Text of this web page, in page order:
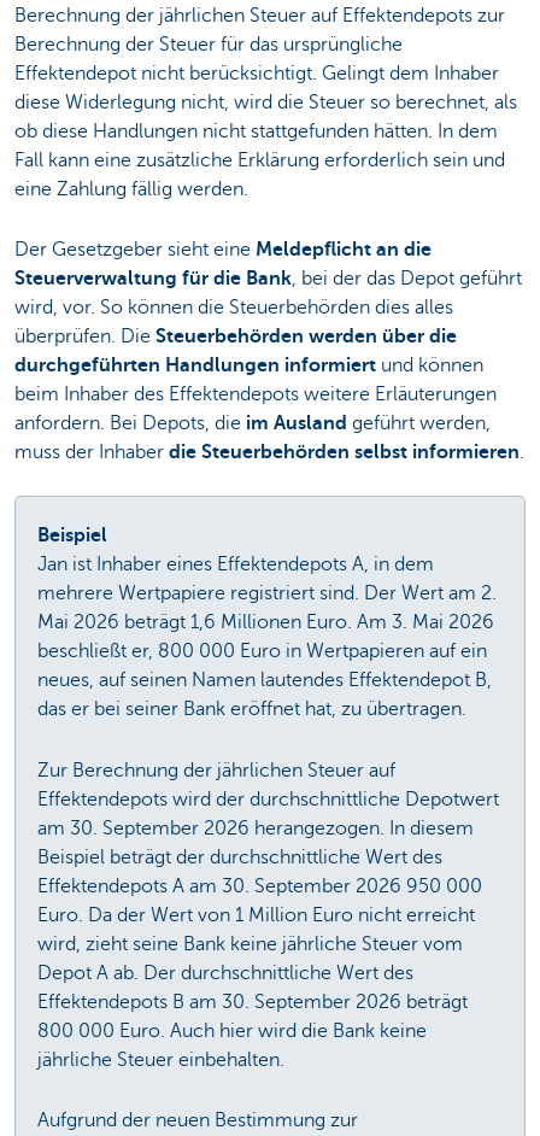
Berechnung der jährlichen Steuer auf Effektendepots zur
Berechnung der Steuer für das ursprüngliche
Effektendepot nicht berücksichtigt. Gelingt dem Inhaber
diese Widerlegung nicht, wird die Steuer so berechnet, als
ob diese Handlungen nicht stattgefunden hätten. In dem
Fall kann eine zusätzliche Erklärung erforderlich sein und
eine Zahlung fällig werden.
Der Gesetzgeber sieht eine Meldepflicht an die
Steuerverwaltung für die Bank, bei der das Depot geführt
wird, vor. So können die Steuerbehörden dies alles
überprüfen. Die Steuerbehörden werden über die
durchgeführten Handlungen informiert und können
beim Inhaber des Effektendepots weitere Erläuterungen
anfordern. Bei Depots, die im Ausland geführt werden,
muss der Inhaber die Steuerbehörden selbst informieren.
Beispiel
Jan ist Inhaber eines Effektendepots A, in dem
mehrere Wertpapiere registriert sind. Der Wert am 2.
Mai 2026 beträgt 1,6 Millionen Euro. Am 3. Mai 2026
beschließt er, 800 000 Euro in Wertpapieren auf ein
neues, auf seinen Namen lautendes Effektendepot B,
das er bei seiner Bank eröffnet hat, zu übertragen.
Zur Berechnung der jährlichen Steuer auf
Effektendepots wird der durchschnittliche Depotwert
am 30. September 2026 herangezogen. In diesem
Beispiel beträgt der durchschnittliche Wert des
Effektendepots A am 30. September 2026 950 000
Euro. Da der Wert von 1 Million Euro nicht erreicht
wird, zieht seine Bank keine jährliche Steuer vom
Depot A ab. Der durchschnittliche Wert des
Effektendepots B am 30. September 2026 beträgt
800 000 Euro. Auch hier wird die Bank keine
jährliche Steuer einbehalten.
Aufgrund der neuen Bestimmung zur